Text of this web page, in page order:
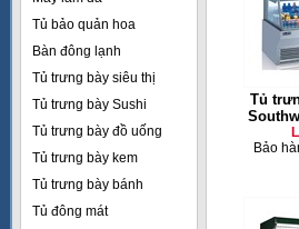
Tủ bảo quản hoa
Bàn đông lạnh
Tủ trưng bày siêu thị
Tủ trưng bày Sushi
Tủ trưng bày đồ uống
Tủ trưng bày kem
Tủ trưng bày bánh
Tủ đông mát
Tủ
Bảo